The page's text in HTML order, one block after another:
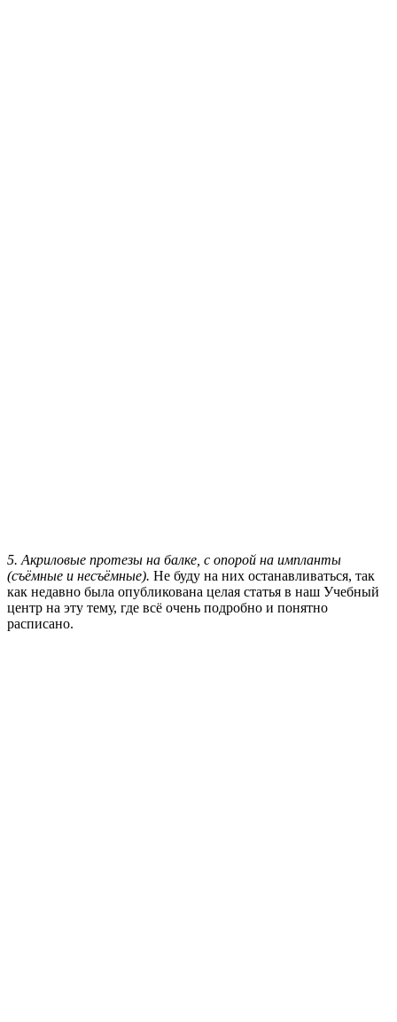
5. Акриловые протезы на балке, с опорой на импланты
(съёмные и несъёмные). Не буду на них останавливаться, так
как недавно была опубликована целая статья в наш Учебный
центр на эту тему, где всё очень подробно и понятно
расписано.